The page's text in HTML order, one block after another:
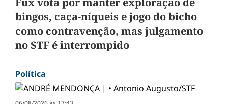
bingos, caça-níqueis e jogo do bicho
como contravenção, mas julgamento
no STF é interrompido
Política